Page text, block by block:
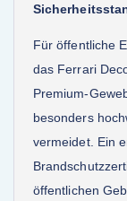
Für öffentliche
das Ferrari
Premium-
besonders
vermeidet. Ein
öffentlichen